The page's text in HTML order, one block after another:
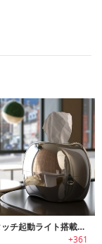
MIRRO｜タッチ起動ライト搭載ミラー加工ティッシュボックス「ミロー」
+361